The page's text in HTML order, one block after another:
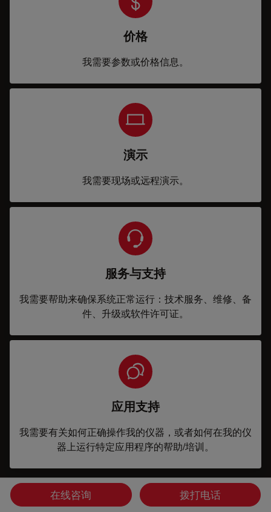
价格
我需要参数或价格信息。
演示
我需要现场或远程演示。
服务与支持
我需要帮助来确保系统正常运行：技术服务、维修、备
件、升级或软件许可证。
应用支持
我需要有关如何正确操作我的仪器，或者如何在我的仪
器上运行特定应用程序的帮助/培训。
您想获取专人咨询吗？ Show local contacts
在线咨询 拨打电话